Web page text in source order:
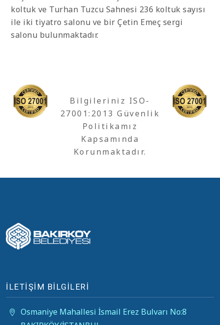
koltuk ve Turhan Tuzcu Sahnesi 236 koltuk sayısı
ile iki tiyatro salonu ve bir Çetin Emeç sergi
salonu bulunmaktadır.
Bilgileriniz ISO-
27001:2013 Güvenlik
Politikamız
Kapsamında
Korunmaktadır.
İLETİŞİM BİLGİLERİ
Osmaniye Mahallesi İsmail Erez Bulvarı No:8